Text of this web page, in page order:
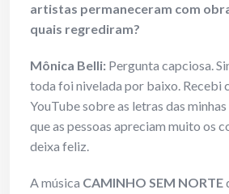
artistas permaneceram com
quais regrediram?
Mônica Belli: Pergunta capciosa.
toda foi nivelada por baixo. Recebi
YouTube sobre as letras das
que as pessoas apreciam muito os
deixa feliz.
A música CAMINHO SEM NORTE